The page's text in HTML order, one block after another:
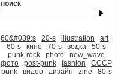
поиск
60&#039;s 20-s illustration
art
60-s
кино 70-s водка
50-s
punk-rock
photo
new_wave
фото
post-punk fashion
СССР
punk
видео дизайн zine
80-s